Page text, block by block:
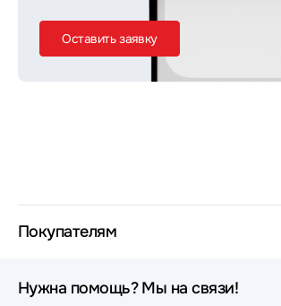
Оставить заявку
Покупателям
Нужна помощь? Мы на связи!